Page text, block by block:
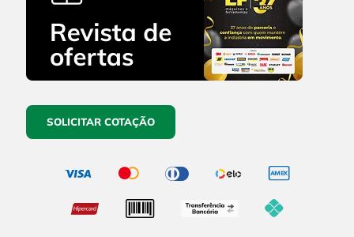
SOLICITAR COTAÇÃO